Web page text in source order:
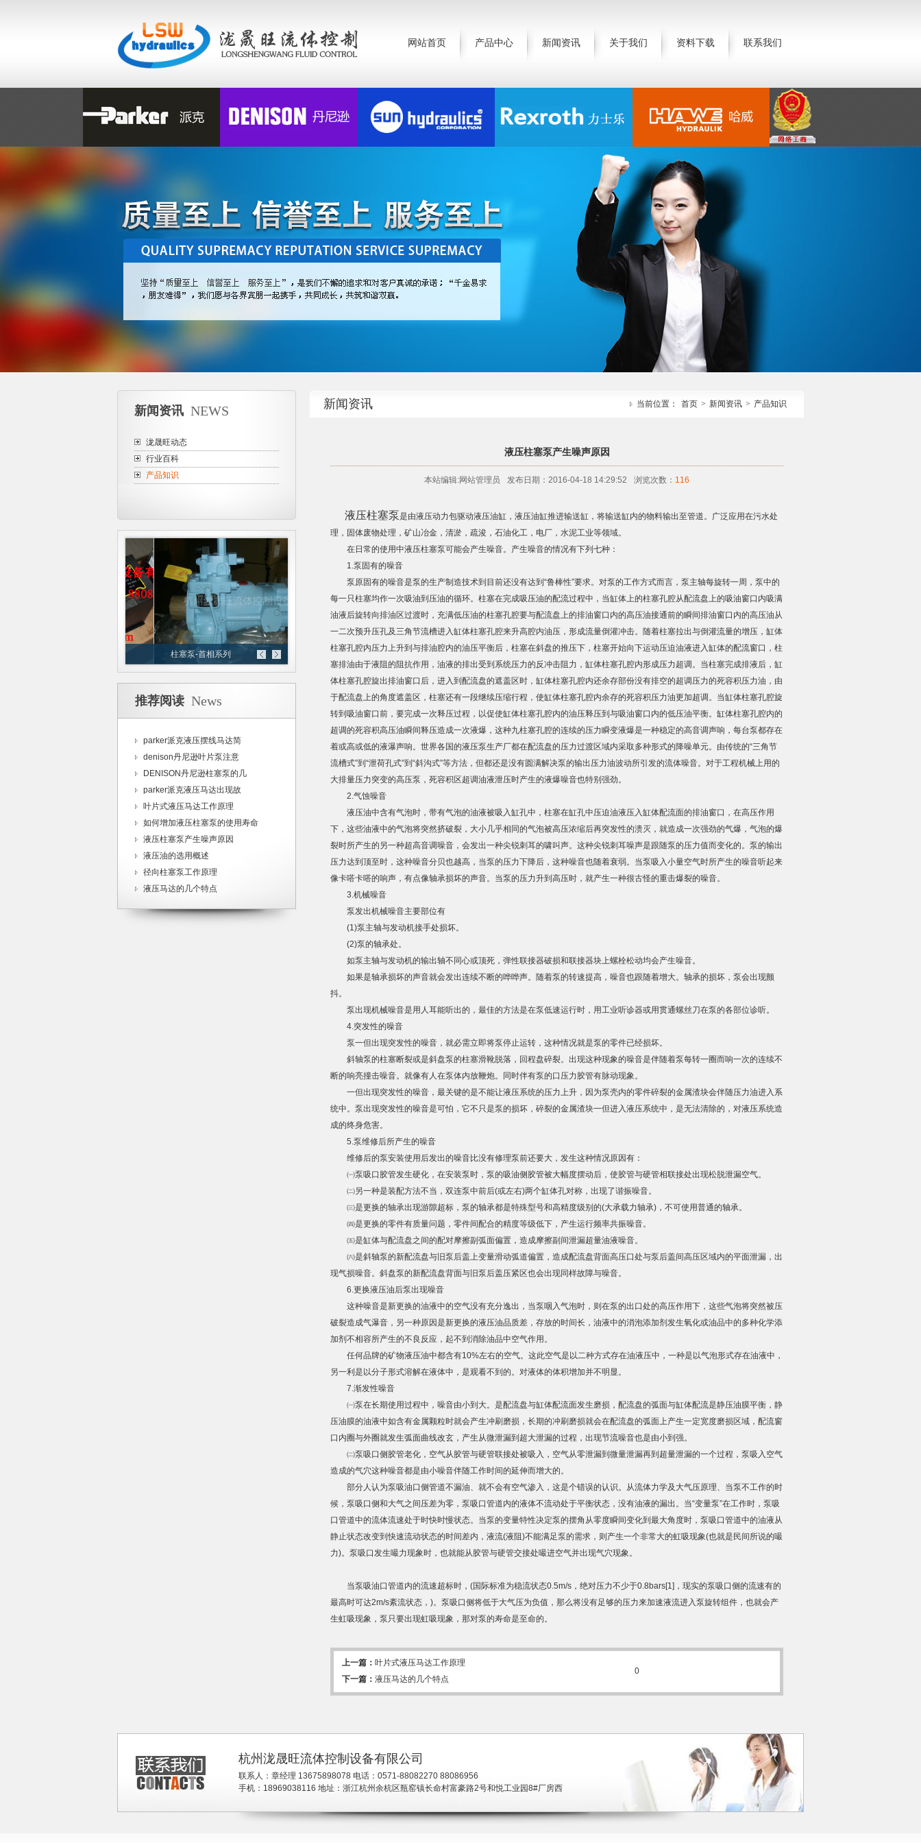
网站首页 产品中心 新闻资讯 关于我们 资料下载 联系我们
当前位置： 首页 > 新闻资讯 > 产品知识
新闻资讯
液压柱塞泵产生噪声原因
本站编辑:网站管理员 发布日期：2016-04-18 14:29:52 浏览次数： 116
液压柱塞泵是由液压动力包驱动液压油缸，液压油缸推进输送缸，将输送缸内的物料输出至管道。广泛应用在污水处
理，固体废物处理，矿山冶金，清淤，疏浚，石油化工，电厂，水泥工业等领域。
在日常的使用中液压柱塞泵可能会产生噪音。产生噪音的情况有下列七种：
1.泵固有的噪音
泵原固有的噪音是泵的生产制造技术到目前还没有达到“鲁棒性”要求。对泵的工作方式而言，泵主轴每旋转一周，泵中的
每一只柱塞均作一次吸油到压油的循环。柱塞在完成吸压油的配流过程中，当缸体上的柱塞孔腔从配流盘上的吸油窗口内吸满
油液后旋转向排油区过渡时，充满低压油的柱塞孔腔要与配流盘上的排油窗口内的高压油接通前的瞬间排油窗口内的高压油从
一二次预升压孔及三角节流槽进入缸体柱塞孔腔来升高腔内油压，形成流量倒灌冲击。随着柱塞拉出与倒灌流量的增压，缸体
柱塞孔腔内压力上升到与排油腔内的油压平衡后，柱塞在斜盘的推压下，柱塞开始向下运动压迫油液进入缸体的配流窗口，柱
塞排油由于液阻的阻抗作用，油液的排出受到系统压力的反冲击阻力，缸体柱塞孔腔内形成压力超调。当柱塞完成排液后，缸
体柱塞孔腔旋出排油窗口后，进入到配流盘的遮盖区时，缸体柱塞孔腔内还余存部份没有排空的超调压力的死容积压力油，由
于配流盘上的角度遮盖区，柱塞还有一段继续压缩行程，使缸体柱塞孔腔内余存的死容积压力油更加超调。当缸体柱塞孔腔旋
转到吸油窗口前，要完成一次释压过程，以促使缸体柱塞孔腔内的油压释压到与吸油窗口内的低压油平衡。缸体柱塞孔腔内的
超调的死容积高压油瞬间释压造成一次液爆，这种九柱塞孔腔的连续的压力瞬变液爆是一种稳定的高音调声响，每台泵都存在
着或高或低的液瀑声响。世界各国的液压泵生产厂都在配流盘的压力过渡区域内采取多种形式的降噪单元。由传统的“三角节
流槽式”到“泄荷孔式”到“斜沟式”等方法，但都还是没有圆满解决泵的输出压力油波动所引发的流体噪音。对于工程机械上用的
大排量压力突变的高压泵，死容积区超调油液泄压时产生的液爆噪音也特别强劲。
2.气蚀噪音
液压油中含有气泡时，带有气泡的油液被吸入缸孔中，柱塞在缸孔中压迫油液压入缸体配流面的排油窗口，在高压作用
下，这些油液中的气泡将突然挤破裂，大小几乎相同的气泡被高压浓缩后再突发性的溃灭，就造成一次强劲的气爆，气泡的爆
裂时所产生的另一种超高音调噪音，会发出一种尖锐刺耳的啸叫声。这种尖锐刺耳噪声是跟随泵的压力值而变化的。泵的输出
压力达到顶至时，这种噪音分贝也越高，当泵的压力下降后，这种噪音也随着衰弱。当泵吸入小量空气时所产生的噪音听起来
像卡嗒卡嗒的响声，有点像轴承损坏的声音。当泵的压力升到高压时，就产生一种很古怪的重击爆裂的噪音。
3.机械噪音
泵发出机械噪音主要部位有
(1)泵主轴与发动机接手处损坏。
(2)泵的轴承处。
如泵主轴与发动机的输出轴不同心或顶死，弹性联接器破损和联接器块上螺栓松动均会产生噪音。
如果是轴承损坏的声音就会发出连续不断的哗哗声。随着泵的转速提高，噪音也跟随着增大。轴承的损坏，泵会出现颤
抖。
泵出现机械噪音是用人耳能听出的，最佳的方法是在泵低速运行时，用工业听诊器或用贯通螺丝刀在泵的各部位诊听。
4.突发性的噪音
泵一但出现突发性的噪音，就必需立即将泵停止运转，这种情况就是泵的零件已经损坏。
斜轴泵的柱塞断裂或是斜盘泵的柱塞滑靴脱落，回程盘碎裂。出现这种现象的噪音是伴随着泵每转一圈而响一次的连续不
断的响亮撞击噪音。就像有人在泵体内放鞭炮。同时伴有泵的口压力胶管有脉动现象。
一但出现突发性的噪音，最关键的是不能让液压系统的压力上升，因为泵壳内的零件碎裂的金属渣块会伴随压力油进入系
统中。泵出现突发性的噪音是可怕，它不只是泵的损坏，碎裂的金属渣块一但进入液压系统中，是无法清除的，对液压系统造
成的终身危害。
5.泵维修后所产生的噪音
维修后的泵安装使用后发出的噪音比没有修理泵前还要大，发生这种情况原因有：
㈠泵吸口胶管发生硬化，在安装泵时，泵的吸油侧胶管被大幅度摆动后，使胶管与硬管相联接处出现松脱泄漏空气。
㈡另一种是装配方法不当，双连泵中前后(或左右)两个缸体孔对称，出现了谐振噪音。
㈢是更换的轴承出现游隙超标，泵的轴承都是特殊型号和高精度级别的(大承载力轴承)，不可使用普通的轴承。
㈣是更换的零件有质量问题，零件间配合的精度等级低下，产生运行频率共振噪音。
㈤是缸体与配流盘之间的配对摩擦副弧面偏置，造成摩擦副间泄漏超量油液噪音。
㈥是斜轴泵的新配流盘与旧泵后盖上变量滑动弧道偏置，造成配流盘背面高压口处与泵后盖间高压区域内的平面泄漏，出
现气损噪音。斜盘泵的新配流盘背面与旧泵后盖压紧区也会出现同样故障与噪音。
6.更换液压油后泵出现噪音
这种噪音是新更换的油液中的空气没有充分逸出，当泵咽入气泡时，则在泵的出口处的高压作用下，这些气泡将突然被压
破裂造成气瀑音，另一种原因是新更换的液压油品质差，存放的时间长，油液中的消泡添加剂发生氧化或油品中的多种化学添
加剂不相容所产生的不良反应，起不到消除油品中空气作用。
任何品牌的矿物液压油中都含有10%左右的空气。这此空气是以二种方式存在油液压中，一种是以气泡形式存在油液中，
另一利是以分子形式溶解在液体中，是观看不到的。对液体的体积增加并不明显。
7.渐发性噪音
㈠泵在长期使用过程中，噪音由小到大。是配流盘与缸体配流面发生磨损，配流盘的弧面与缸体配流是静压油膜平衡，静
压油膜的油液中如含有金属颗粒时就会产生冲刷磨损，长期的冲刷磨损就会在配流盘的弧面上产生一定宽度磨损区域，配流窗
口内圈与外圈就发生弧面曲线改玄，产生从微泄漏到超大泄漏的过程，出现节流噪音也是由小到强。
㈡泵吸口侧胶管老化，空气从胶管与硬管联接处被吸入，空气从零泄漏到微量泄漏再到超量泄漏的一个过程，泵吸入空气
造成的气穴这种噪音都是由小噪音伴随工作时间的延伸而增大的。
部分人认为泵吸油口侧管道不漏油、就不会有空气渗入，这是个错误的认识。从流体力学及大气压原理、当泵不工作的时
候，泵吸口侧和大气之间压差为零，泵吸口管道内的液体不流动处于平衡状态，没有油液的漏出。当“变量泵”在工作时，泵吸
口管道中的流体流速处于时快时慢状态。当泵的变量特性决定泵的摆角从零度瞬间变化到最大角度时，泵吸口管道中的油液从
静止状态改变到快速流动状态的时间差内，液流(液阻)不能满足泵的需求，则产生一个非常大的虹吸现象(也就是民间所说的嘬
力)。泵吸口发生嘬力现象时，也就能从胶管与硬管交接处嘬进空气并出现气穴现象。
当泵吸油口管道内的流速超标时，(国际标准为稳流状态0.5m/s，绝对压力不少于0.8bars[1]，现实的泵吸口侧的流速有的
最高时可达2m/s紊流状态，)。泵吸口侧将低于大气压为负值，那么将没有足够的压力来加速液流进入泵旋转组件，也就会产
生虹吸现象，泵只要出现虹吸现象，那对泵的寿命是至命的。
0
上一篇： 叶片式液压马达工作原理
下一篇： 液压马达的几个特点
新闻资讯 NEWS
泷晟旺动态
行业百科
产品知识
柱塞泵-首相系列 柱塞泵-金杯系列 柱塞泵-PV系列 柱塞泵-PV6系列
推荐阅读 News
parker派克液压摆线马达简
denison丹尼逊叶片泵注意
DENISON丹尼逊柱塞泵的几
parker派克液压马达出现故
叶片式液压马达工作原理
如何增加液压柱塞泵的使用寿命
液压柱塞泵产生噪声原因
液压油的选用概述
径向柱塞泵工作原理
液压马达的几个特点
杭州泷晟旺流体控制设备有限公司
联系人：章经理 13675898078 电话：0571-88082270 88086956
手机：18969038116 地址：浙江杭州余杭区瓶窑镇长命村富豪路2号和悦工业园8#厂房西